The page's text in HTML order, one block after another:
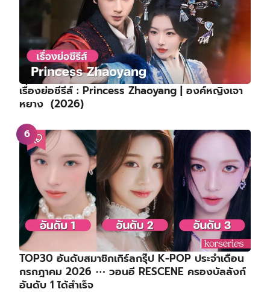
เรื่องย่อซีรีส์ : Princess Zhaoyang | องค์หญิงเจา
หยาง (2026)
TOP30 อันดับสมาชิกเกิร์ลกรุ๊ป K-POP ประจำเดือน
กรกฎาคม 2026 ⋯ วอนอี RESCENE ครองบัลลังก์
อันดับ 1 ได้สำเร็จ